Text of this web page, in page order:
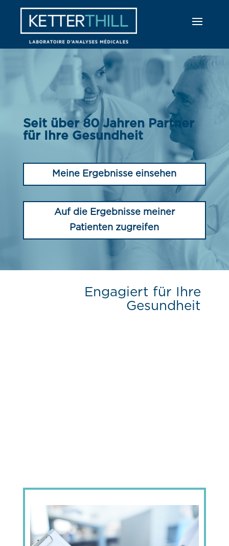
Seit über 80 Jahren Partner
für Ihre Gesundheit
Meine Ergebnisse einsehen
Auf die Ergebnisse meiner
Patienten zugreifen
Engagiert für Ihre
Gesundheit